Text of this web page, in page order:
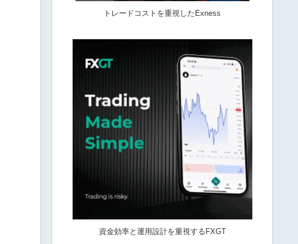
トレードコストを重視したExness
資金効率と運用設計を重視するFXGT